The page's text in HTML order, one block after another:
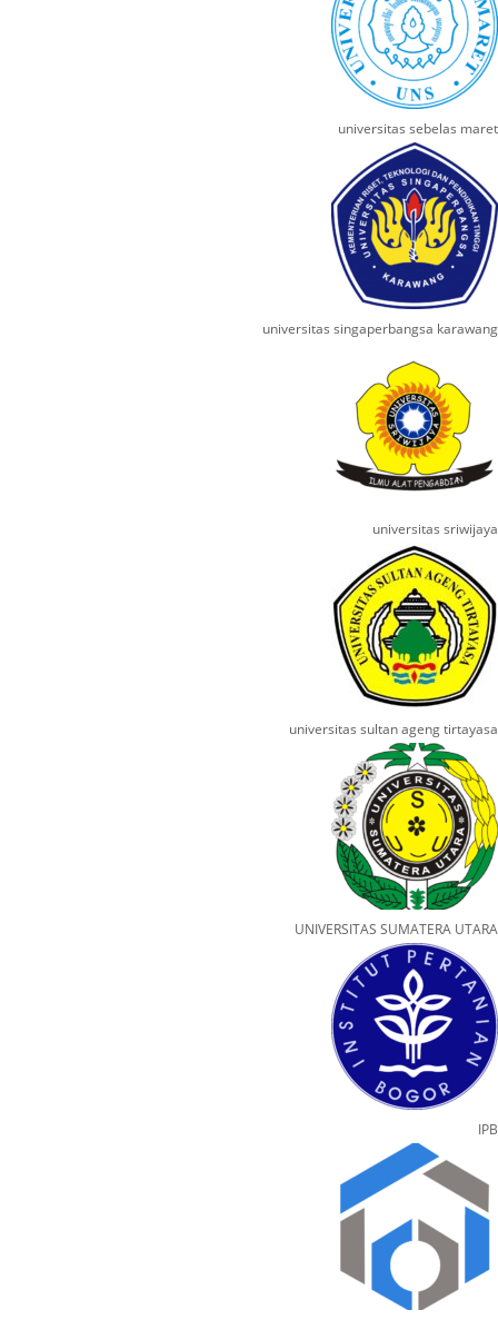
universitas sebelas maret
universitas singaperbangsa karawang
universitas sriwijaya
universitas sultan ageng tirtayasa
UNIVERSITAS SUMATERA UTARA
IPB